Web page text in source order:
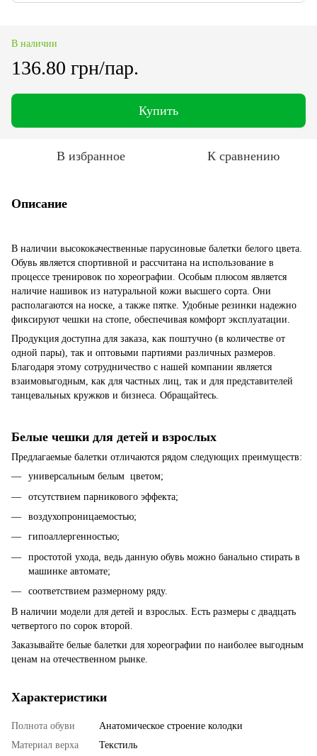
В наличии
136.80 грн/пар.
Купить
В избранное К сравнению
Описание
В наличии высококачественные парусиновые балетки белого цвета.
Обувь является спортивной и рассчитана на использование в
процессе тренировок по хореографии. Особым плюсом является
наличие нашивок из натуральной кожи высшего сорта. Они
располагаются на носке, а также пятке. Удобные резинки надежно
фиксируют чешки на стопе, обеспечивая комфорт эксплуатации.
Продукция доступна для заказа, как поштучно (в количестве от
одной пары), так и оптовыми партиями различных размеров.
Благодаря этому сотрудничество с нашей компании является
взаимовыгодным, как для частных лиц, так и для представителей
танцевальных кружков и бизнеса. Обращайтесь.
Белые чешки для детей и взрослых
Предлагаемые балетки отличаются рядом следующих преимуществ:
универсальным белым цветом;
отсутствием парникового эффекта;
воздухопроницаемостью;
гипоаллергенностью;
простотой ухода, ведь данную обувь можно банально стирать в
машинке автомате;
соответствием размерному ряду.
В наличии модели для детей и взрослых. Есть размеры с двадцать
четвертого по сорок второй.
Заказывайте белые балетки для хореографии по наиболее выгодным
ценам на отечественном рынке.
Характеристики
Полнота обуви
Анатомическое строение колодки
Материал верха
Текстиль